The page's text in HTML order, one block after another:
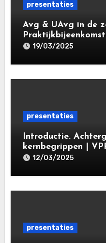
presentaties
Avg & UAvg in de
19/03/2025
presentaties
Introductie.
kernbegrippen |
Leiden Law
12/03/2025
presentaties